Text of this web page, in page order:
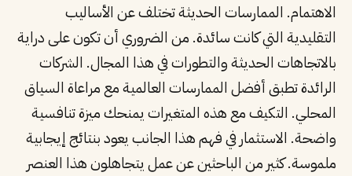
الاهتمام. الممارسات الحديثة تختلف عن الأساليب
التقليدية التي كانت سائدة. من الضروري أن تكون على دراية
بالاتجاهات الحديثة والتطورات في هذا المجال. الشركات
الرائدة تطبق أفضل الممارسات العالمية مع مراعاة السياق
المحلي. التكيف مع هذه المتغيرات يمنحك ميزة تنافسية
واضحة. الاستثمار في فهم هذا الجانب يعود بنتائج إيجابية
ملموسة. كثير من الباحثين عن عمل يتجاهلون هذا العنصر